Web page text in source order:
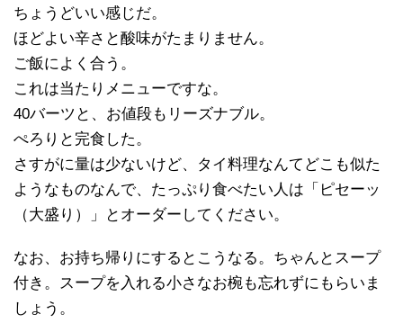
ちょうどいい感じだ。
ほどよい辛さと酸味がたまりません。
ご飯によく合う。
これは当たりメニューですな。
40バーツと、お値段もリーズナブル。
ぺろりと完食した。
さすがに量は少ないけど、タイ料理なんてどこも似た
ようなものなんで、たっぷり食べたい人は「ピセーッ
（大盛り）」とオーダーしてください。
なお、お持ち帰りにするとこうなる。ちゃんとスープ
付き。スープを入れる小さなお椀も忘れずにもらいま
しょう。